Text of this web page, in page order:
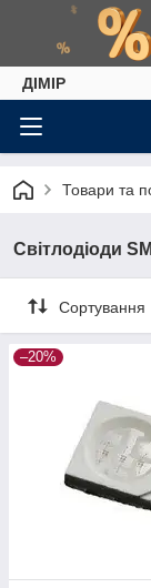
ДІМІР
Товари та
Світлодіоди
Сортування
–20%